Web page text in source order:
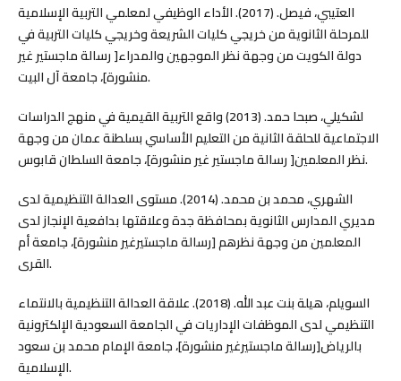
العتيبي، فيصل. (2017). الأداء الوظيفي لمعلمي التربية الإسلامية
للمرحلة الثانوية من خريجي كليات الشريعة وخريجي كليات التربية في
دولة الكويت من وجهة نظر الموجهين والمدراء[ رسالة ماجستير غير
منشورة]، جامعة آل البيت.
لشكيلي، صبحا حمد. (2013) واقع التربية القيمية في منهج الدراسات
الاجتماعية للحلقة الثانية من التعليم الأساسي بسلطنة عمان من وجهة
نظر المعلمين[ رسالة ماجستير غير منشورة]، جامعة السلطان قابوس.
الشهري، محمد بن محمد. (2014). مستوى العدالة التنظيمية لدى
مديري المدارس الثانوية بمحافظة جدة وعلاقتها بدافعية الإنجاز لدى
المعلمين من وجهة نظرهم [رسالة ماجستيرغير منشورة]، جامعة أم
القرى.
السويلم، هيلة بنت عبد الله. (2018). علاقة العدالة التنظيمية بالانتماء
التنظيمي لدى الموظفات الإداريات في الجامعة السعودية الإلكترونية
بالرياض[رسالة ماجستيرغير منشورة]، جامعة الإمام محمد بن سعود
الإسلامية.